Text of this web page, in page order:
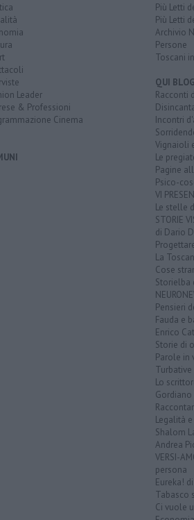
Leader
& Professioni
Cinema
Più Letti
Più Letti
Archivio
Persone
Toscani
QUI BLOG
Racconti
Incontri
Vignaioli
Le
Pagine
Psico-
VI
Le stelle
STORIE
di Dario
La
Cose
Storielba
Pensieri
Fauda e
Enrico
Storie di
Parole in
Lo
Gordiano
Legalità
Shalom
Andrea
VERSI-
persona
Eureka!
Tabasco
Ci vuole